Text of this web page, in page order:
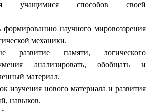
учащимися способов своей
формированию научного мировоззрения
механики.
развитие памяти, логического
анализировать, обобщать и
материал.
изучения нового материала и развития
навыков.